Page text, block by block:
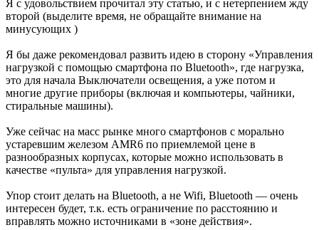
Я с удовольствием прочитал эту статью, и с нетерпением жду
второй (выделите время, не обращайте внимание на
минусующих )
Я бы даже рекомендовал развить идею в сторону «Управления
нагрузкой с помощью смартфона по Bluetooth», где нагрузка,
это для начала Выключатели освещения, а уже потом и
многие другие приборы (включая и компьютеры, чайники,
стиральные машины).
Уже сейчас на масс рынке много смартфонов с морально
устаревшим железом AMR6 по приемлемой цене в
разнообразных корпусах, которые можно использовать в
качестве «пульта» для управления нагрузкой.
Упор стоит делать на Bluetooth, а не Wifi, Bluetooth — очень
интересен будет, т.к. есть ограничение по расстоянию и
вправлять можно источниками в «зоне действия».